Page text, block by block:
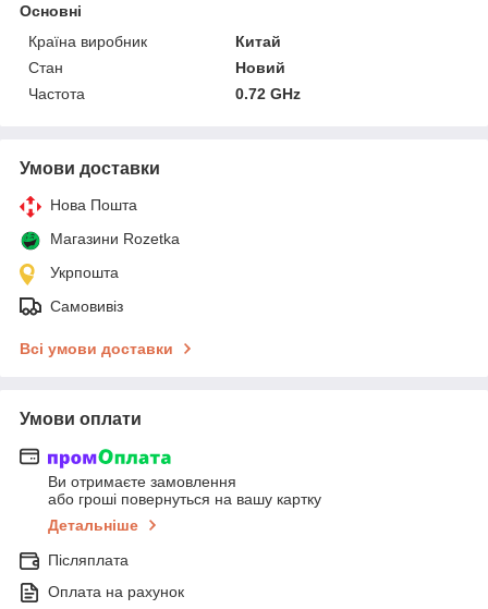
Основні
Країна виробник
Китай
Стан
Новий
Частота
0.72 GHz
Умови доставки
Нова Пошта
Магазини Rozetka
Укрпошта
Самовивіз
Всі умови доставки
Умови оплати
Ви отримаєте замовлення
або гроші повернуться на вашу картку
Детальніше
Післяплата
Оплата на рахунок